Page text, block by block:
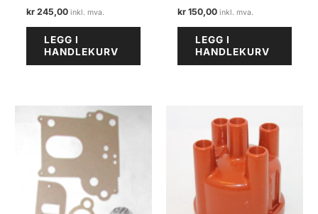
kr 245,00
LEGG I
HANDLEKURV
kr 150,00
LEGG I
HANDLEKURV